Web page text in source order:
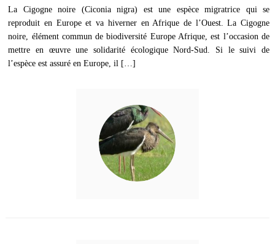
La Cigogne noire (Ciconia nigra) est une espèce migratrice qui se
reproduit en Europe et va hiverner en Afrique de l’Ouest. La Cigogne
noire, élément commun de biodiversité Europe Afrique, est l’occasion de
mettre en œuvre une solidarité écologique Nord-Sud. Si le suivi de
l’espèce est assuré en Europe, il […]